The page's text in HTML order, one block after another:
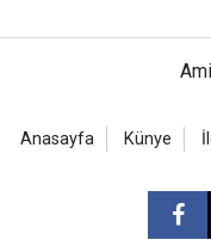
Anasayfa Künye